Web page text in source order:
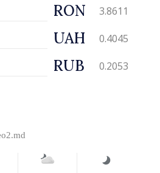
RON 3.8611
UAH 0.4045
RUB 0.2053